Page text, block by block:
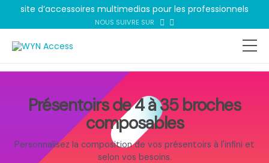
site d’accessoires multimedias pour les professionnels
NOUS SUIVRE SUR
Présentoirs de 4 à 35 broches
composables
Personnalisez la composition de vos présentoirs à l'infini et
selon vos besoins.